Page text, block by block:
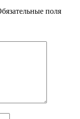
поля